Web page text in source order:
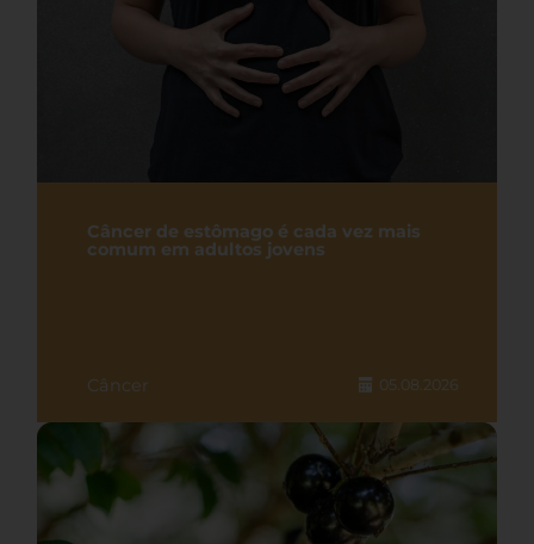
Câncer de estômago é cada vez mais
comum em adultos jovens
Câncer 05.08.2026